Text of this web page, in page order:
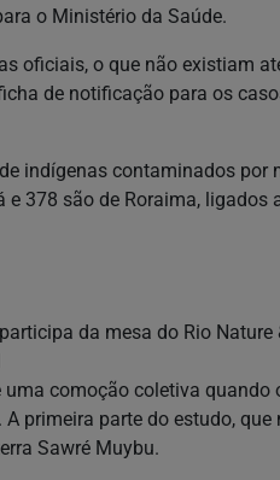
o Ministério da Saúde.
oficiais, o que não existiam
de notificação para os
indígenas contaminados por
378 são de Roraima, ligados
da mesa do Rio Nature
comoção coletiva quando
primeira parte do estudo,
Sawré Muybu.